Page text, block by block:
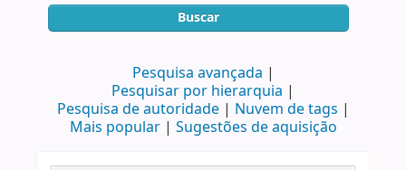
Buscar
Pesquisa avançada
Pesquisar por hierarquia
Pesquisa de autoridade
Nuvem de tags
Mais popular
Sugestões de aquisição